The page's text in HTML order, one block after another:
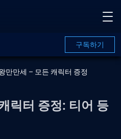
구독하기
만만세 – 모든 캐릭터 증정
릭터 증정: 티어 등